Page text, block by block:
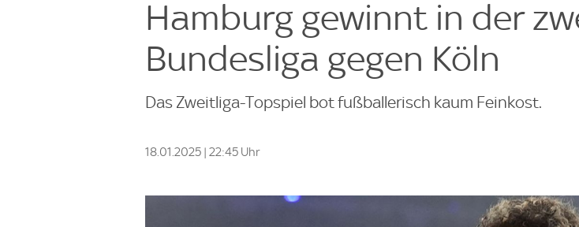
Hamburg gewinnt in der
Bundesliga gegen Köln
Das Zweitliga-Topspiel bot fußballerisch kaum Feinkost.
18.01.2025 | 22:45 Uhr